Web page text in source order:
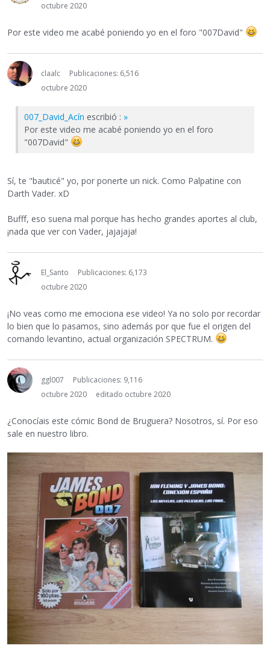
octubre 2020
Por este video me acabé poniendo yo en el foro "007David"
claalc
Publicaciones: 6,516
octubre 2020
007_David_Acín escribió : »
Por este video me acabé poniendo yo en el foro
"007David"
Sí, te "bauticé" yo, por ponerte un nick. Como Palpatine con
Darth Vader. xD
Bufff, eso suena mal porque has hecho grandes aportes al club,
¡nada que ver con Vader, jajajaja!
El_Santo
Publicaciones: 6,173
octubre 2020
¡No veas como me emociona ese video! Ya no solo por recordar
lo bien que lo pasamos, sino además por que fue el origen del
comando levantino, actual organización SPECTRUM.
ggl007
Publicaciones: 9,116
octubre 2020
editado octubre 2020
¿Conocíais este cómic Bond de Bruguera? Nosotros, sí. Por eso
sale en nuestro libro.